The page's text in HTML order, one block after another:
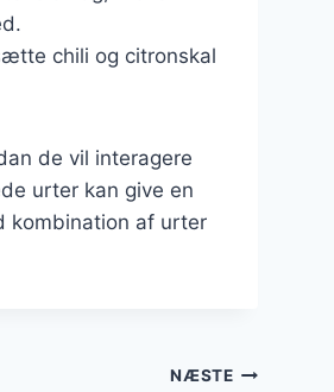
chili og citronskal
de vil interagere
urter kan give en
kombination af urter
NÆSTE